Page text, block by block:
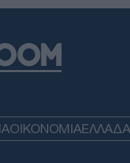
ΟΙΚΟΝΟΜΙΑΕΛΛΑΔΑ